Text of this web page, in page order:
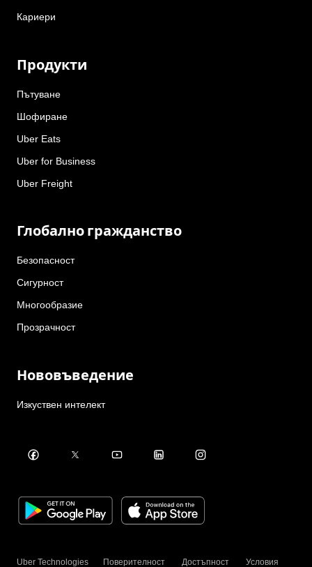
Кариери
Продукти
Пътуване
Шофиране
Uber Eats
Uber for Business
Uber Freight
Глобално гражданство
Безопасност
Сигурност
Многообразие
Прозрачност
Нововъведение
Изкуствен интелект
Uber Technologies Поверителност Достъпност Условия